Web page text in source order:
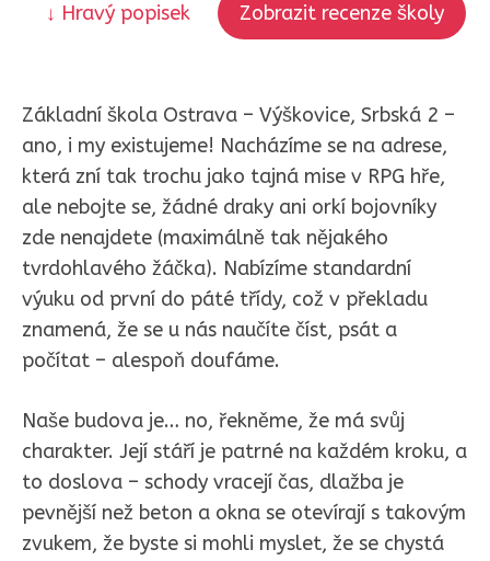
↓ Hravý popisek Zobrazit recenze školy
Základní škola Ostrava – Výškovice, Srbská 2 –
ano, i my existujeme! Nacházíme se na adrese,
která zní tak trochu jako tajná mise v RPG hře,
ale nebojte se, žádné draky ani orkí bojovníky
zde nenajdete (maximálně tak nějakého
tvrdohlavého žáčka). Nabízíme standardní
výuku od první do páté třídy, což v překladu
znamená, že se u nás naučíte číst, psát a
počítat – alespoň doufáme.
Naše budova je… no, řekněme, že má svůj
charakter. Její stáří je patrné na každém kroku, a
to doslova – schody vracejí čas, dlažba je
pevnější než beton a okna se otevírají s takovým
zvukem, že byste si mohli myslet, že se chystá